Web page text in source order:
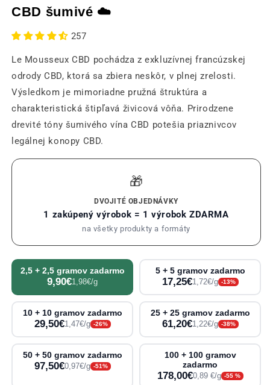
modálnom
okne
CBD šumivé ☁️
257
Le Mousseux CBD pochádza z exkluzívnej francúzskej
odrody CBD, ktorá sa zbiera neskôr, v plnej zrelosti.
Výsledkom je mimoriadne pružná štruktúra a
charakteristická štipľavá živicová vôňa. Prirodzene
drevité tóny šumivého vína CBD potešia priaznivcov
legálnej konopy CBD.
🎁
DVOJITÉ OBJEDNÁVKY
1 zakúpený výrobok = 1 výrobok ZDARMA
na všetky produkty a formáty
2,5 + 2,5 gramov zadarmo
9,90€1,98€/g
5 + 5 gramov zadarmo
17,25€1,72€/g -13%
10 + 10 gramov zadarmo
29,50€1,47€/g -26%
25 + 25 gramov zadarmo
61,20€1,22€/g -38%
50 + 50 gramov zadarmo
97,50€0,97€/g -51%
100 + 100 gramov
zadarmo
178,00€0,89 €/g -55 %